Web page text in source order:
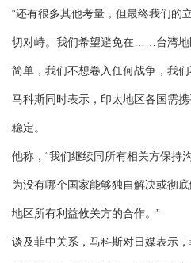
“还有很多其他考量，但最终我们的
切对峙。我们希望避免在……台湾地
简单，我们不想卷入任何战争，我
马科斯同时表示，印太地区各国需
稳定。
他称，“我们继续同所有相关方保持
为没有哪个国家能够独自解决或彻
地区所有利益攸关方的合作。”
谈及菲中关系，马科斯对日媒表示